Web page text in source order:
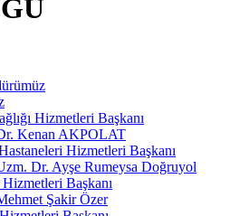
Hizmetleri Başkanı
Kenan AKPOLAT
Hizmetleri Başkanı
Dr. Ayşe Rumeysa Doğruyol
Başkanı
Şakir Özer